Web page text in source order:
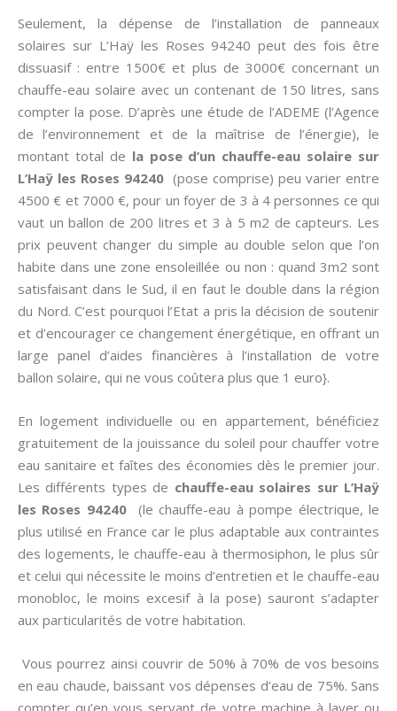
Seulement, la dépense de l’installation de panneaux
solaires sur L’Haÿ les Roses 94240 peut des fois être
dissuasif : entre 1500€ et plus de 3000€ concernant un
chauffe-eau solaire avec un contenant de 150 litres, sans
compter la pose. D’après une étude de l’ADEME (l’Agence
de l’environnement et de la maîtrise de l’énergie), le
montant total de la pose d’un chauffe-eau solaire sur
L’Haÿ les Roses 94240 (pose comprise) peu varier entre
4500 € et 7000 €, pour un foyer de 3 à 4 personnes ce qui
vaut un ballon de 200 litres et 3 à 5 m2 de capteurs. Les
prix peuvent changer du simple au double selon que l’on
habite dans une zone ensoleillée ou non : quand 3m2 sont
satisfaisant dans le Sud, il en faut le double dans la région
du Nord. C’est pourquoi l’Etat a pris la décision de soutenir
et d’encourager ce changement énergétique, en offrant un
large panel d’aides financières à l’installation de votre
ballon solaire, qui ne vous coûtera plus que 1 euro}.
En logement individuelle ou en appartement, bénéficiez
gratuitement de la jouissance du soleil pour chauffer votre
eau sanitaire et faîtes des économies dès le premier jour.
Les différents types de chauffe-eau solaires sur L’Haÿ
les Roses 94240(le chauffe-eau à pompe électrique, le
plus utilisé en France car le plus adaptable aux contraintes
des logements, le chauffe-eau à thermosiphon, le plus sûr
et celui qui nécessite le moins d’entretien et le chauffe-eau
monobloc, le moins excesif à la pose) sauront s’adapter
aux particularités de votre habitation.
Vous pourrez ainsi couvrir de 50% à 70% de vos besoins
en eau chaude, baissant vos dépenses d’eau de 75%. Sans
compter qu’en vous servant de votre machine à laver ou